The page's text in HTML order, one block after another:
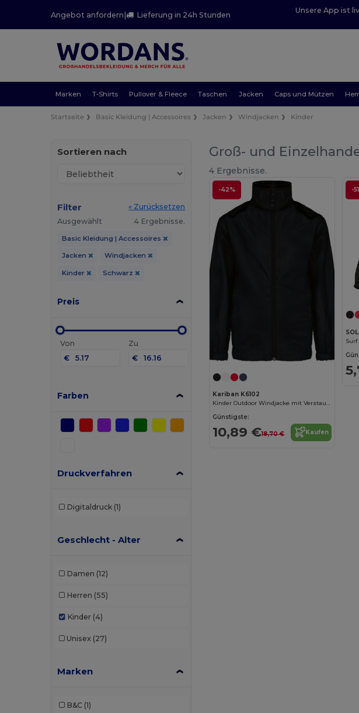
Angebot anfordern| Lieferung in 24h Stunden
Unsere App ist
Marken T-Shirts Pullover & Fleece Taschen Jacken Caps und Mützen
Startseite Basic Kleidung | Accessoires Jacken Windjacken Kinder
Sortieren nach
Filter
« Zurücksetzen
Ausgewählt
4 Ergebnisse.
Basic Kleidung | Accessoires
Jacken Windjacken
Kinder Schwarz
Preis
Von
€
Zu
€
Farben
Druckverfahren
Digitaldruck (1)
Geschlecht - Alter
Damen (12)
Herren (55)
Kinder (4)
Unisex (27)
Marken
B&C (1)
Groß- und
4 Ergebnisse.
-42%
Kariban K6102
Kinder Outdoor Windjacke mit Verstaubarer Kapuze
Günstigste:
10,89 €18,70 € Kaufen
-